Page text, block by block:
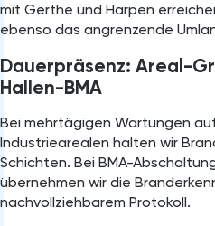
mit Gerthe und Harpen
ebenso das angrenzende
Dauerpräsenz: Areal-
Hallen-BMA
Bei mehrtägigen Wartungen
Industriearealen halten wir
Schichten. Bei BMA-
übernehmen wir die
nachvollziehbarem Protokoll.